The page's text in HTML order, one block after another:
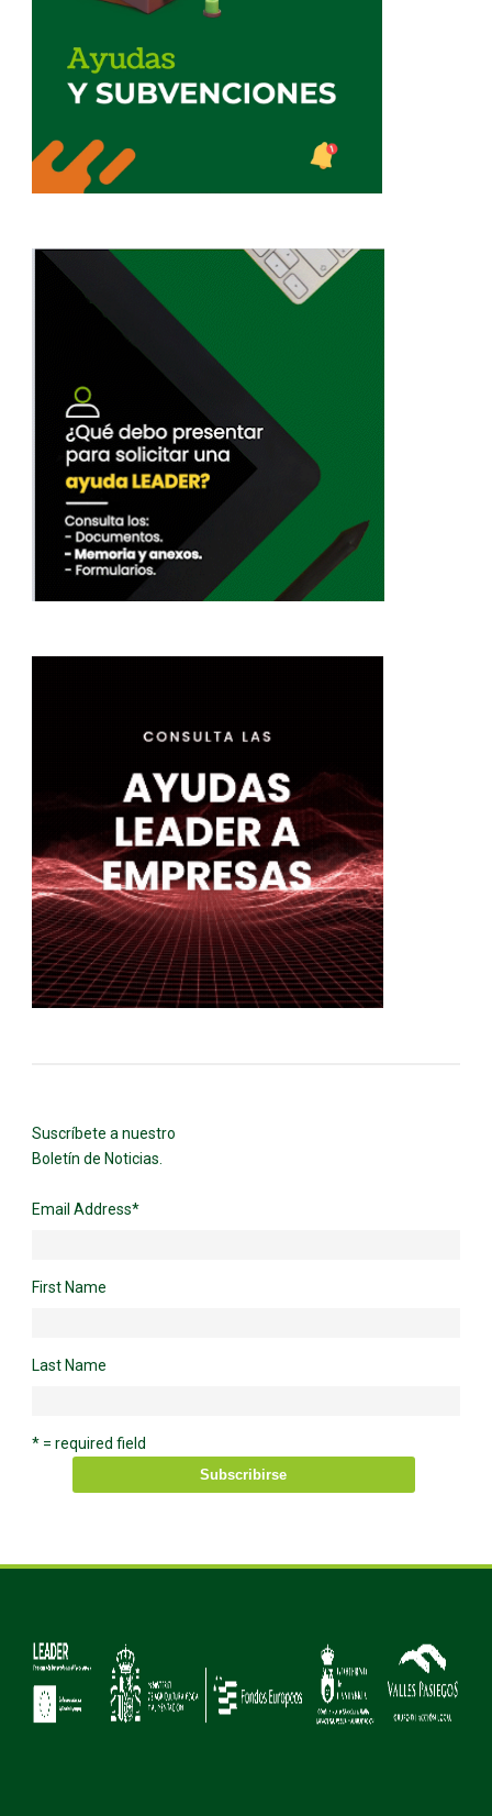
Suscríbete a nuestro
Boletín de Noticias.
Email Address*
First Name
Last Name
* = required field